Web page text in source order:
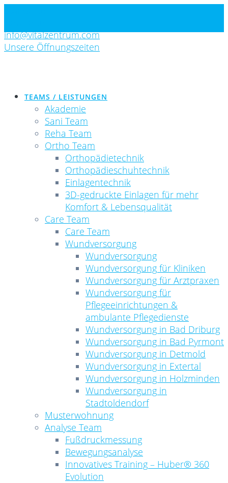
content
info@vitalzentrum.com
Unsere Öffnungszeiten
TEAMS / LEISTUNGEN
Akademie
Sani Team
Reha Team
Ortho Team
Orthopädietechnik
Orthopädieschuhtechnik
Einlagentechnik
3D-gedruckte Einlagen für mehr
Komfort & Lebensqualität
Care Team
Care Team
Wundversorgung
Wundversorgung
Wundversorgung für Kliniken
Wundversorgung für Arztpraxen
Wundversorgung für
Pflegeeinrichtungen &
ambulante Pflegedienste
Wundversorgung in Bad Driburg
Wundversorgung in Bad Pyrmont
Wundversorgung in Detmold
Wundversorgung in Extertal
Wundversorgung in Holzminden
Wundversorgung in
Stadtoldendorf
Musterwohnung
Analyse Team
Fußdruckmessung
Bewegungsanalyse
Innovatives Training – Huber® 360
Evolution